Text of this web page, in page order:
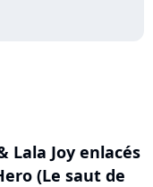
Lala Joy enlacés
(Le saut de